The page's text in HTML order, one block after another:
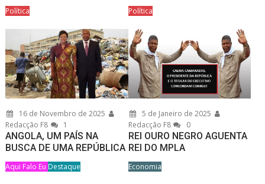
Política Política
16 de Novembro de 2025
Redacção F8
1
ANGOLA, UM PAÍS NA
BUSCA DE UMA REPÚBLICA
Aqui Falo Eu Destaque
5 de Janeiro de 2025
Redacção F8
0
REI OURO NEGRO AGUENTA
REI DO MPLA
Economia